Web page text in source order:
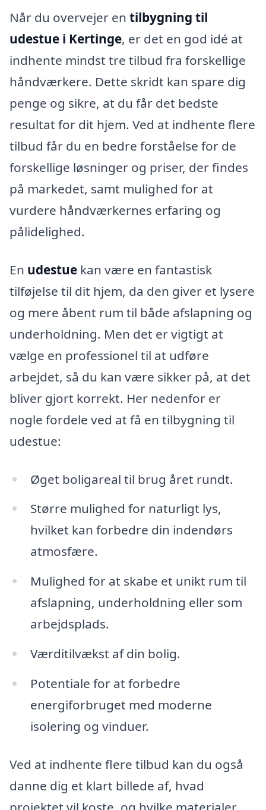
Når du overvejer en tilbygning til
udestue i Kertinge, er det en god idé at
indhente mindst tre tilbud fra forskellige
håndværkere. Dette skridt kan spare dig
penge og sikre, at du får det bedste
resultat for dit hjem. Ved at indhente flere
tilbud får du en bedre forståelse for de
forskellige løsninger og priser, der findes
på markedet, samt mulighed for at
vurdere håndværkernes erfaring og
pålidelighed.
En udestue kan være en fantastisk
tilføjelse til dit hjem, da den giver et lysere
og mere åbent rum til både afslapning og
underholdning. Men det er vigtigt at
vælge en professionel til at udføre
arbejdet, så du kan være sikker på, at det
bliver gjort korrekt. Her nedenfor er
nogle fordele ved at få en tilbygning til
udestue:
Øget boligareal til brug året rundt.
Større mulighed for naturligt lys,
hvilket kan forbedre din indendørs
atmosfære.
Mulighed for at skabe et unikt rum til
afslapning, underholdning eller som
arbejdsplads.
Værditilvækst af din bolig.
Potentiale for at forbedre
energiforbruget med moderne
isolering og vinduer.
Ved at indhente flere tilbud kan du også
danne dig et klart billede af, hvad